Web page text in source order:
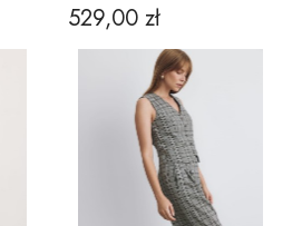
Cena
529,00 zł